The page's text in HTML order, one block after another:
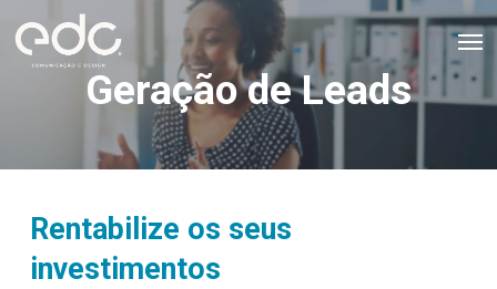
Geração de Leads
Rentabilize os seus
investimentos